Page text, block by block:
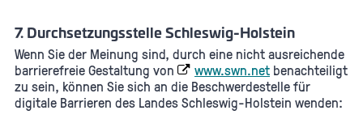
7. Durchsetzungsstelle Schleswig-Holstein
Wenn Sie der Meinung sind, durch eine nicht ausreichende
barrierefreie Gestaltung von
www.swn.net benachteiligt
zu sein, können Sie sich an die Beschwerdestelle für
digitale Barrieren des Landes Schleswig-Holstein wenden: